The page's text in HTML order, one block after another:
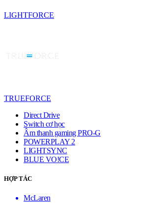
LIGHTFORCE
TRUEFORCE
Direct Drive
Switch cơ học
Âm thanh gaming PRO-G
POWERPLAY 2
LIGHTSYNC
BLUE VO!CE
HỢP TÁC
McLaren